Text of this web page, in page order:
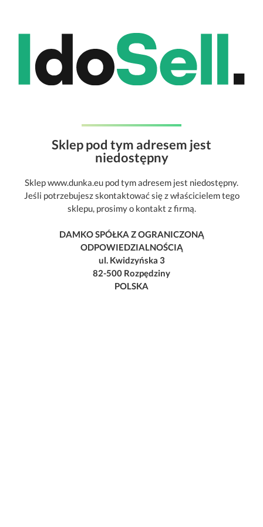
Sklep pod tym adresem jest
niedostępny
Sklep www.dunka.eu pod tym adresem jest niedostępny.
Jeśli potrzebujesz skontaktować się z właścicielem tego
sklepu, prosimy o kontakt z firmą.
DAMKO SPÓŁKA Z OGRANICZONĄ
ODPOWIEDZIALNOŚCIĄ
ul. Kwidzyńska 3
82-500 Rozpędziny
POLSKA